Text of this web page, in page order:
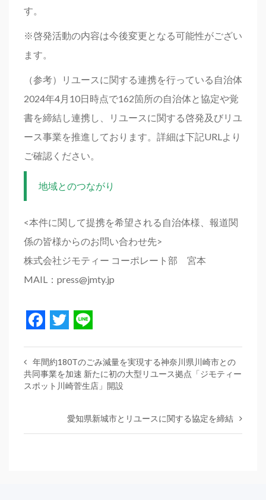
す。
※啓発活動の内容は今後変更となる可能性がござい
ます。
（参考）リユースに関する連携を行っている自治体
2024年4月10日時点で162箇所の自治体と協定や覚
書を締結し連携し、リユースに関する啓発及びリユ
ース事業を推進しております。詳細は下記URLより
ご確認ください。
地域とのつながり
<本件に関して提携を希望される自治体様、報道関
係の皆様からのお問い合わせ先>
株式会社ジモティー コーポレート部 宮本
MAIL：press@jmty.jp
Facebook
Twitter
年間約180Tのごみ減量を実現する神奈川県川崎市との
共同事業を加速 新たに初の大型リユース拠点「ジモティー
スポット川崎菅生店」開設
愛知県新城市とリユースに関する協定を締結